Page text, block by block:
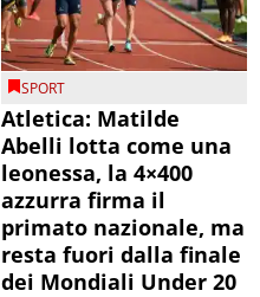
SPORT
Atletica: Matilde
Abelli lotta come una
leonessa, la 4×400
azzurra firma il
primato nazionale, ma
resta fuori dalla finale
dei Mondiali Under 20